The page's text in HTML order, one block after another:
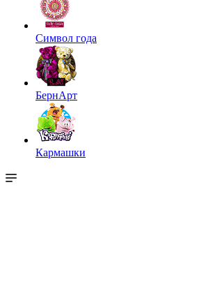
Символ года
БернАрт
Кармашки